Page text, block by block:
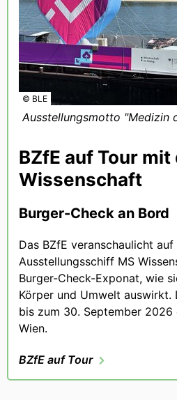
© BLE
Ausstellungsmotto "Medizin
BZfE auf Tour mit
Wissenschaft
Burger-Check an Bord
Das BZfE veranschaulicht auf
Ausstellungsschiff MS
Burger-Check-Exponat, wie
Körper und Umwelt
bis zum 30. September 2026
Wien.
BZfE auf Tour